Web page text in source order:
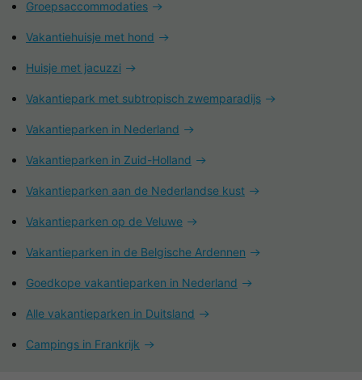
Groepsaccommodaties
Vakantiehuisje met hond
Huisje met jacuzzi
Vakantiepark met subtropisch zwemparadijs
Vakantieparken in Nederland
Vakantieparken in Zuid-Holland
Vakantieparken aan de Nederlandse kust
Vakantieparken op de Veluwe
Vakantieparken in de Belgische Ardennen
Goedkope vakantieparken in Nederland
Alle vakantieparken in Duitsland
Campings in Frankrijk